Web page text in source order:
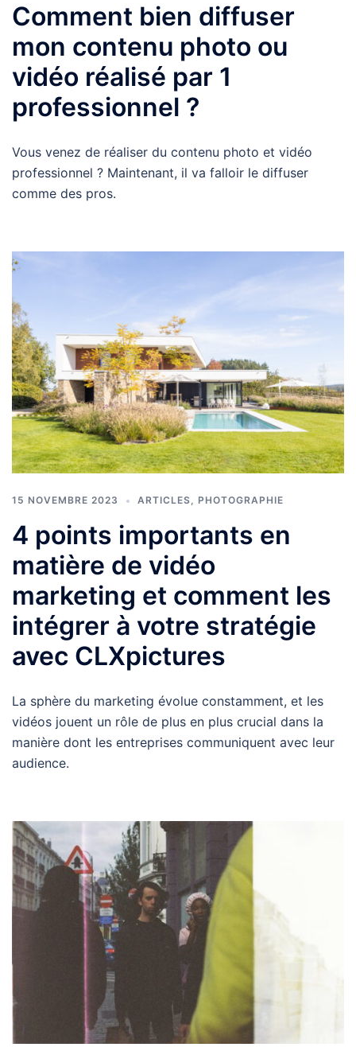
Comment bien diffuser
mon contenu photo ou
vidéo réalisé par 1
professionnel ?
Vous venez de réaliser du contenu photo et vidéo
professionnel ? Maintenant, il va falloir le diffuser
comme des pros.
15 NOVEMBRE 2023 ARTICLES PHOTOGRAPHIE
4 points importants en
matière de vidéo
marketing et comment les
intégrer à votre stratégie
avec CLXpictures
La sphère du marketing évolue constamment, et les
vidéos jouent un rôle de plus en plus crucial dans la
manière dont les entreprises communiquent avec leur
audience.